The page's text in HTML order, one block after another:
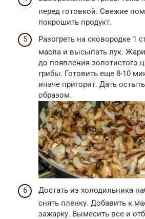
перед готовкой. Свежие
покрошить продукт.
Разогреть на сковородке 1
масла и высыпать лук.
до появления золотистого
грибы. Готовить еще 8-10
иначе пригорит. Дать
образом.
Достать из холодильника
снять пленку. Добавить к
зажарку. Вымесить все и